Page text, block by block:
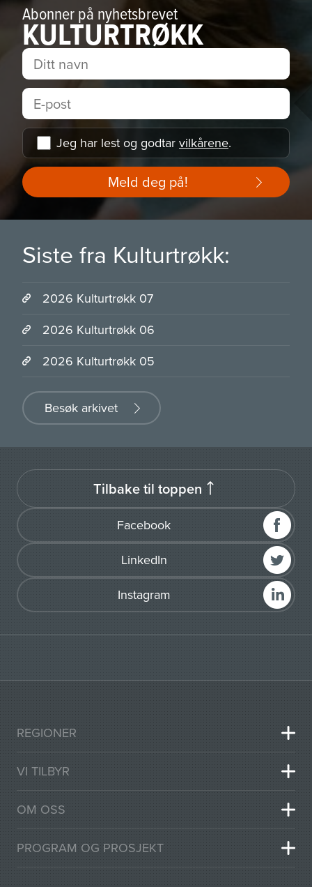
Abonner på nyhetsbrevet
KULTURTRØKK
Jeg har lest og godtar vilkårene.
Meld deg på!
Siste fra Kulturtrøkk:
2026 Kulturtrøkk 07
2026 Kulturtrøkk 06
2026 Kulturtrøkk 05
Besøk arkivet
Facebook
LinkedIn
Instagram
Tilbake til toppen
REGIONER
VI TILBYR
OM OSS
PROGRAM OG PROSJEKT